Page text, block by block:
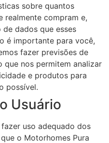
sobre quantos
realmente compram e,
dados que esses
é importante para você,
fazer previsões de
que nos permitem analizar
e produtos para
possível.
Usuário
uso adequado dos
o Motorhomes Pura